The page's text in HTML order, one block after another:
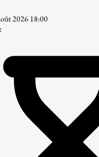
2026 18:00